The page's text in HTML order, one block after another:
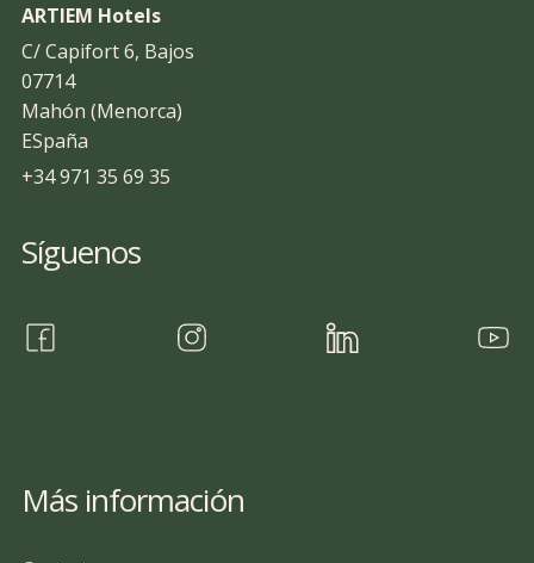
ARTIEM Hotels
C/ Capifort 6, Bajos
07714
Mahón (Menorca)
ESpaña
+34 971 35 69 35
Síguenos
Más información